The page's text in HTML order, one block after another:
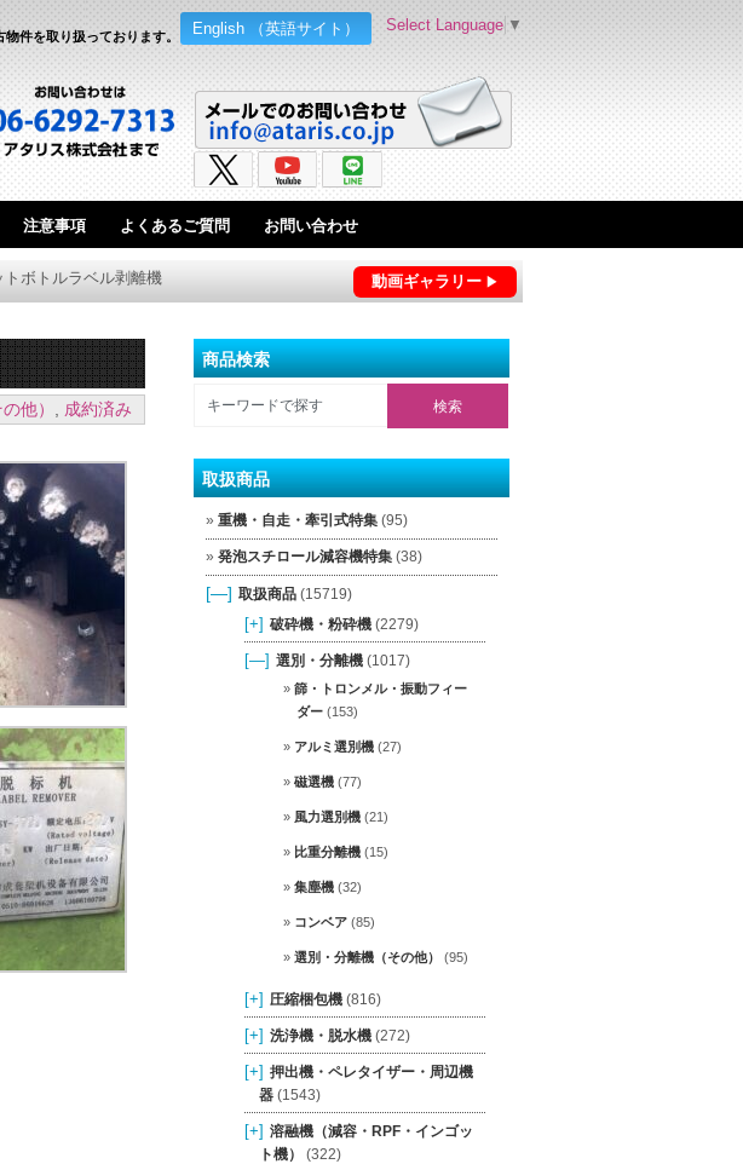
English （英語サイト）
件を取り扱っております。
Select Language ▼
注意事項 よくあるご質問 お問い合わせ
動画ギャラリー
トボトルラベル剥離機
他） , 成約済み
商品検索
取扱商品
重機・自走・牽引式特集(95)
発泡スチロール減容機特集(38)
[—] 取扱商品(15719)
[+] 破砕機・粉砕機(2279)
[—] 選別・分離機(1017)
篩・トロンメル・振動フィー
ダー(153)
アルミ選別機(27)
磁選機(77)
風力選別機(21)
比重分離機(15)
集塵機(32)
コンベア(85)
選別・分離機（その他） (95)
[+] 圧縮梱包機(816)
[+] 洗浄機・脱水機(272)
[+] 押出機・ペレタイザー・周辺機
器(1543)
[+] 溶融機（減容・RPF・インゴッ
ト機）
(322)